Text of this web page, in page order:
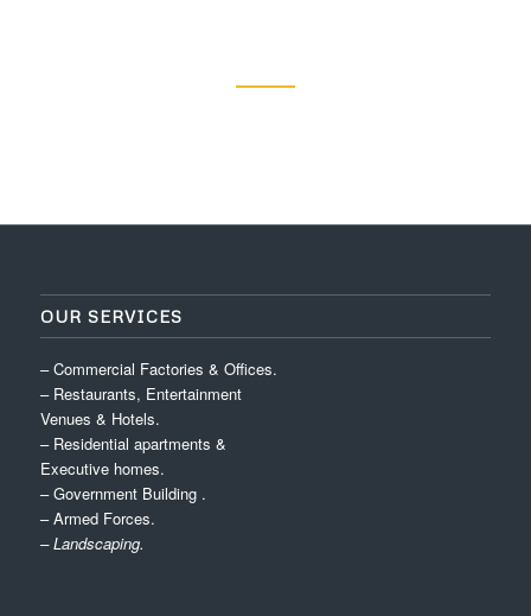
OUR SERVICES
– Commercial Factories & Offices.
– Restaurants, Entertainment
Venues & Hotels.
– Residential apartments &
Executive homes.
– Government Building .
– Armed Forces.
– Landscaping.